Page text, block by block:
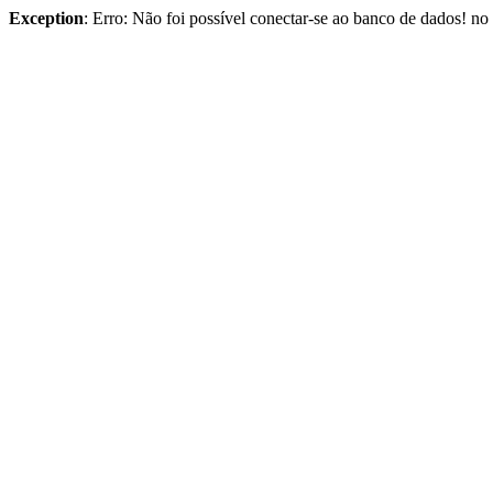
Exception: Erro: Não foi possível conectar-se ao banco de dados!